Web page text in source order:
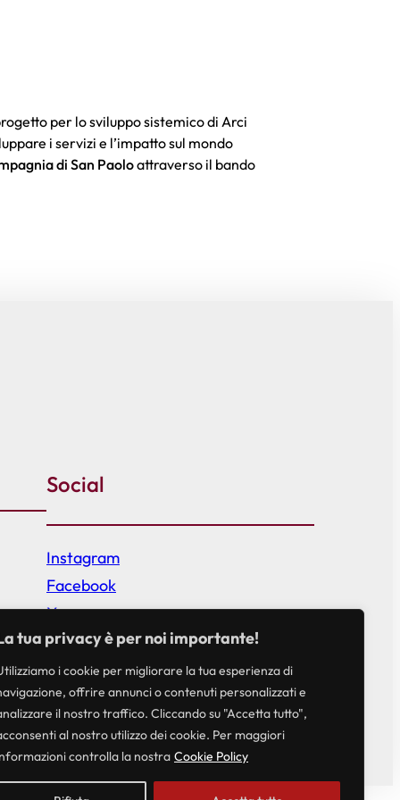
tua privacy è per noi importante!
i cookie per migliorare la tua esperienza di
offrire annunci o contenuti personalizzati e
il nostro traffico. Cliccando su "Accetta tutto",
al nostro utilizzo dei cookie. Per maggiori
controlla la nostra Cookie Policy
per lo sviluppo sistemico di Arci
i servizi e l’impatto sul mondo
di San Paoloattraverso il bando
Social
Instagram
Facebook
X